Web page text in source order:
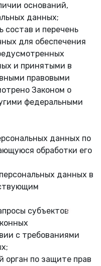
оснований,
данных;
состав и перечень
для обеспечения
и принятыми в
правовыми
Законом о
федеральными
данных по
обработки его
данных в
субъектов
с требованиями
орган по защите прав